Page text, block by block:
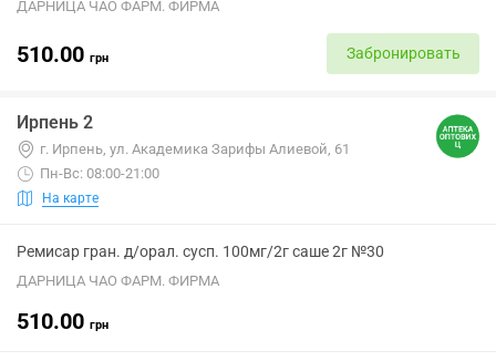
ДАРНИЦА ЧАО ФАРМ. ФИРМА
510.00 грн Забронировать
Ирпень 2
г. Ирпень, ул. Академика Зарифы Алиевой, 61
Пн-Вс: 08:00-21:00
На карте
Ремисар гран. д/орал. сусп. 100мг/2г саше 2г №30
ДАРНИЦА ЧАО ФАРМ. ФИРМА
510.00 грн